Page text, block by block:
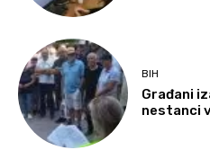
BIH
Građani
nestanci